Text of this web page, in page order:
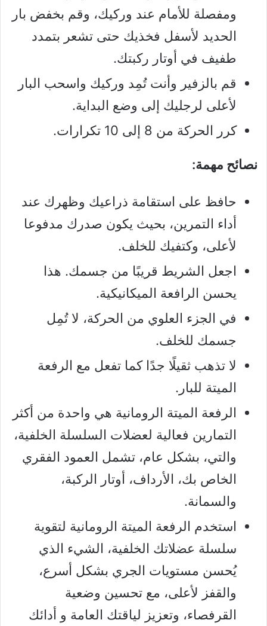
ومفصلة للأمام عند وركيك، وقم بخفض بار
الحديد لأسفل فخذيك حتى تشعر بتمدد
طفيف في أوتار ركبتك.
قم بالزفير وأنت تُمِد وركيك واسحب البار
لأعلى لرجليك إلى وضع البداية.
كرر الحركة من 8 إلى 10 تكرارات.
نصائح مهمة:
حافظ على استقامة ذراعيك وظهرك عند
أداء التمرين، بحيث يكون صدرك مدفوعا
لأعلى، وكتفيك للخلف.
اجعل الشريط قريبًا من جسمك. هذا
يحسن الرافعة الميكانيكية.
في الجزء العلوي من الحركة، لا تُمِل
جسمك للخلف.
لا تذهب ثقيلًا جدًا كما تفعل مع الرفعة
الميتة للبار.
الرفعة الميتة الرومانية هي واحدة من أكثر
التمارين فعالية لعضلات السلسلة الخلفية،
والتي، بشكل عام، تشمل العمود الفقري
الخاص بك، الأرداف، أوتار الركبة،
والسمانة.
استخدم الرفعة الميتة الرومانية لتقوية
سلسلة عضلاتك الخلفية، الشيء الذي
يُحسن مستويات الجري بشكل أسرع،
والقفز لأعلى، مع تحسين وضعية
القرفصاء، وتعزيز لياقتك العامة و أدائك